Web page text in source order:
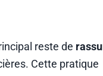
reste de
Cette pratique